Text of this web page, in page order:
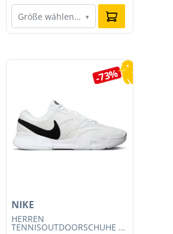
Größe wählen… ▾
-73%
HERREN
TENNISOUTDOORSCHUHE M
NIKE